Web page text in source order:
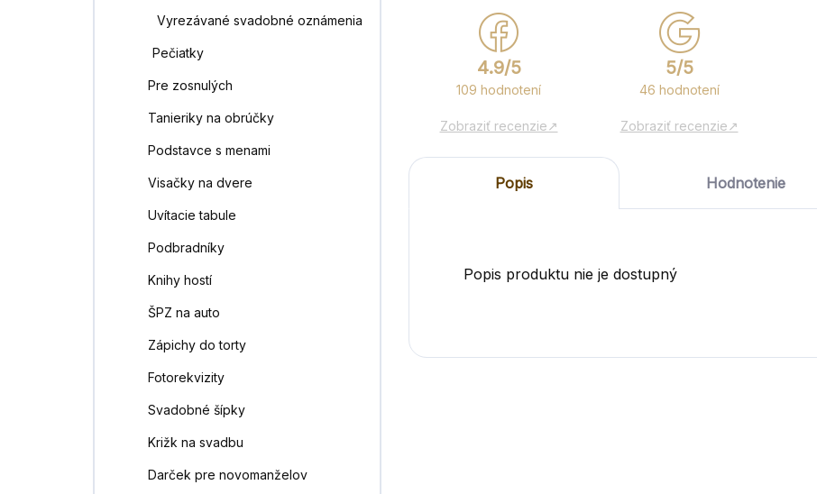
Vyrezávané svadobné oznámenia
Pečiatky
Pre zosnulých
Tanieriky na obrúčky
Podstavce s menami
Visačky na dvere
Uvítacie tabule
Podbradníky
Knihy hostí
ŠPZ na auto
Zápichy do torty
Fotorekvizity
Svadobné šípky
Križk na svadbu
Darček pre novomanželov
4.9/5
109 hodnotení
Zobraziť recenzie↗
5/5
46 hodnotení
Zobraziť recenzie↗
Popis Hodnotenie
Popis produktu nie je dostupný